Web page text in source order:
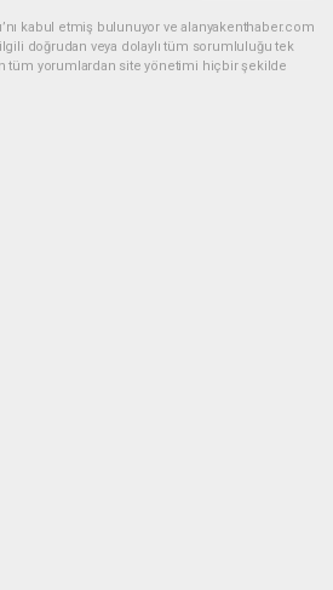
kabul etmiş bulunuyor ve alanyakenthaber.com
doğrudan veya dolaylı tüm sorumluluğu tek
tüm yorumlardan site yönetimi hiçbir şekilde